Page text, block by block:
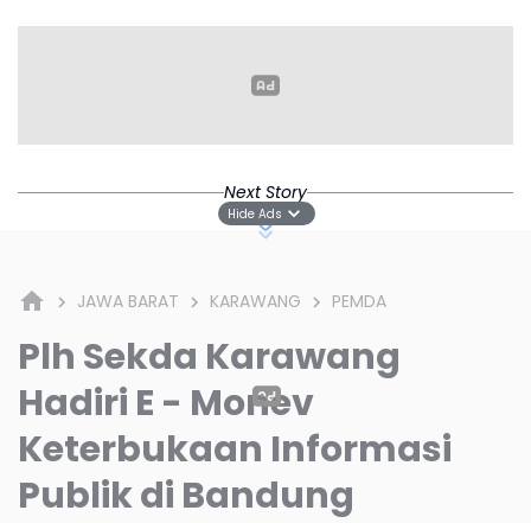
Malam Zikir
Candi Borobudur
Next Story
JAWA BARAT KARAWANG PEMDA
Plh Sekda Karawang
Hadiri E - Monev
Keterbukaan Informasi
Publik di Bandung
Hide Ads